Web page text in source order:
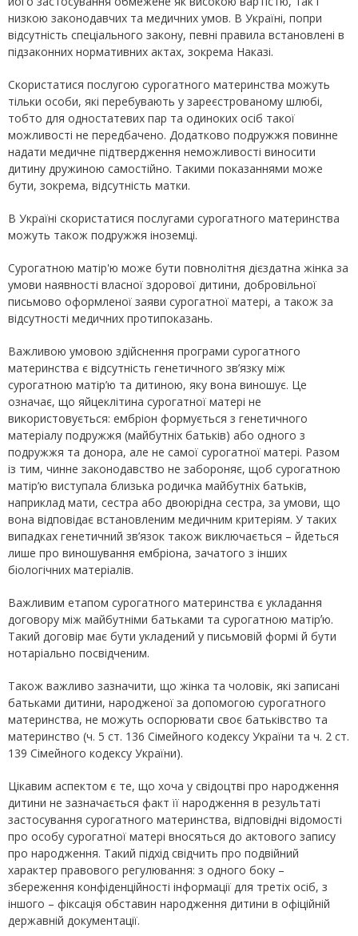
низкою законодавчих та медичних умов. В Україні, попри
відсутність спеціального закону, певні правила встановлені в
підзаконних нормативних актах, зокрема Наказі.
Скористатися послугою сурогатного материнства можуть
тільки особи, які перебувають у зареєстрованому шлюбі,
тобто для одностатевих пар та одиноких осіб такої
можливості не передбачено. Додатково подружжя повинне
надати медичне підтвердження неможливості виносити
дитину дружиною самостійно. Такими показаннями може
бути, зокрема, відсутність матки.
В Україні скористатися послугами сурогатного материнства
можуть також подружжя іноземці.
Сурогатною матір'ю може бути повнолітня дієздатна жінка за
умови наявності власної здорової дитини, добровільної
письмово оформленої заяви сурогатної матері, а також за
відсутності медичних протипоказань.
Важливою умовою здійснення програми сурогатного
материнства є відсутність генетичного зв’язку між
сурогатною матір’ю та дитиною, яку вона виношує. Це
означає, що яйцеклітина сурогатної матері не
використовується: ембріон формується з генетичного
матеріалу подружжя (майбутніх батьків) або одного з
подружжя та донора, але не самої сурогатної матері. Разом
із тим, чинне законодавство не забороняє, щоб сурогатною
матір’ю виступала близька родичка майбутніх батьків,
наприклад мати, сестра або двоюрідна сестра, за умови, що
вона відповідає встановленим медичним критеріям. У таких
випадках генетичний зв’язок також виключається – йдеться
лише про виношування ембріона, зачатого з інших
біологічних матеріалів.
Важливим етапом сурогатного материнства є укладання
договору між майбутніми батьками та сурогатною матірʼю.
Такий договір має бути укладений у письмовій формі й бути
нотаріально посвідченим.
Також важливо зазначити, що жінка та чоловік, які записані
батьками дитини, народженої за допомогою сурогатного
материнства, не можуть оспорювати своє батьківство та
материнство (ч. 5 ст. 136 Сімейного кодексу України та ч. 2 ст.
139 Сімейного кодексу України).
Цікавим аспектом є те, що хоча у свідоцтві про народження
дитини не зазначається факт її народження в результаті
застосування сурогатного материнства, відповідні відомості
про особу сурогатної матері вносяться до актового запису
про народження. Такий підхід свідчить про подвійний
характер правового регулювання: з одного боку –
збереження конфіденційності інформації для третіх осіб, з
іншого – фіксація обставин народження дитини в офіційній
державній документації.